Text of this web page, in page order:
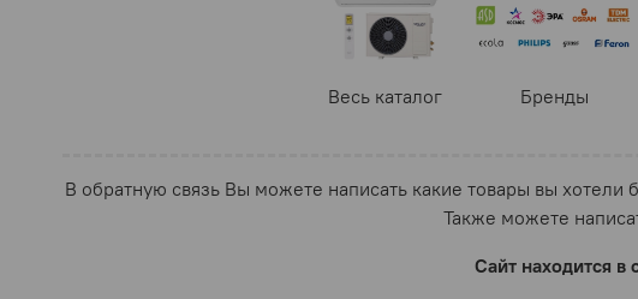
Весь каталог Бренды
В обратную связь Вы можете написать какие товары вы хотели
Также можете
Сайт находится в